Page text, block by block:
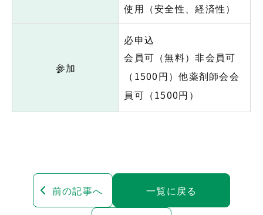
使用（安全性、経済性）
参加
必申込
会員可（無料）非会員可
（1500円）他薬剤師会会
員可（1500円）
前の記事へ 一覧に戻る